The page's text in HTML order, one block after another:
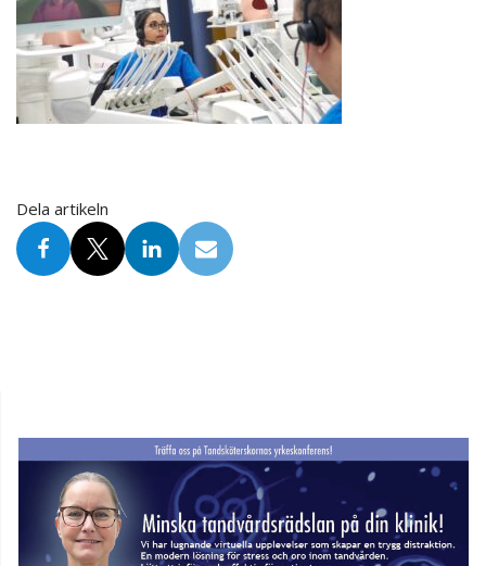
Dela artikeln